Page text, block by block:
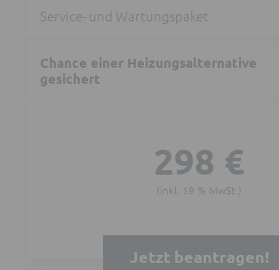
Service- und Wartungspaket
Chance einer Heizungsalternative
gesichert
298 €
(inkl. 19 % MwSt.)
Jetzt beantragen!